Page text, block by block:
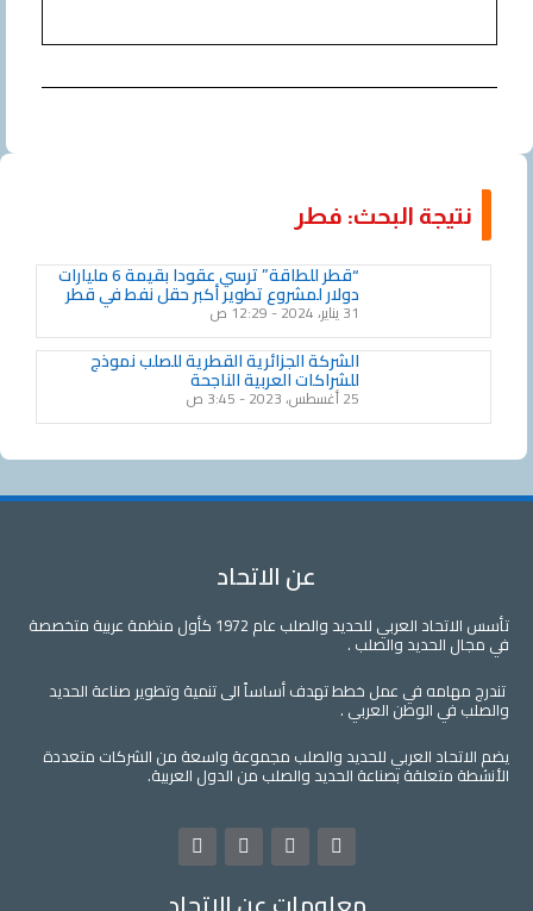
نتيجة البحث: فطر
“قطر للطاقة” ترسي عقودا بقيمة 6 مليارات
دولار لمشروع تطوير أكبر حقل نفط في قطر
31 يناير، 2024 12:29 ص
الشركة الجزائرية القطرية للصلب نموذج
للشراكات العربية الناجحة
25 أغسطس، 2023
عن الاتحاد
تأسس الاتحاد العربي للحديد والصلب عام 1972 كأول منظمة عربية متخصصة
في مجال الحديد والصلب .
تندرج مهامه في عمل خطط تهدف أساساً الى تنمية وتطوير صناعة الحديد
والصلب في الوطن العربي .
يضم الاتحاد العربي للحديد والصلب مجموعة واسعة من الشركات متعددة
الأنشطة متعلقة بصناعة الحديد والصلب من الدول العربية.
F
a
e
T
w
t
Y
o
t
L
i
k